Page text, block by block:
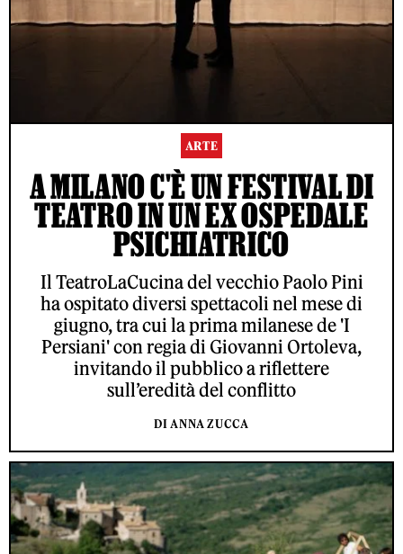
ARTE
A MILANO C'È UN FESTIVAL DI
TEATRO IN UN EX OSPEDALE
PSICHIATRICO
Il TeatroLaCucina del vecchio Paolo Pini
ha ospitato diversi spettacoli nel mese di
giugno, tra cui la prima milanese de 'I
Persiani' con regia di Giovanni Ortoleva,
invitando il pubblico a riflettere
sull’eredità del conflitto
DI ANNA ZUCCA